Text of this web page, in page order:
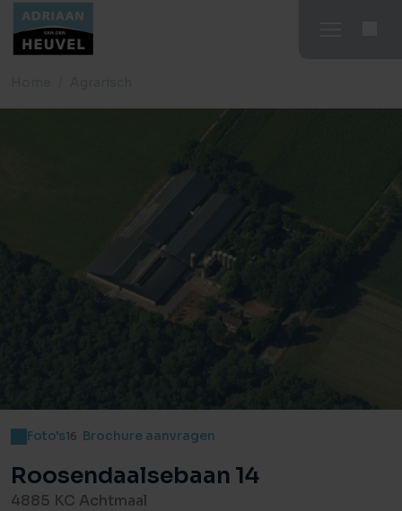
Foto's16 Brochure aanvragen
Roosendaalsebaan 14
4885 KC Achtmaal